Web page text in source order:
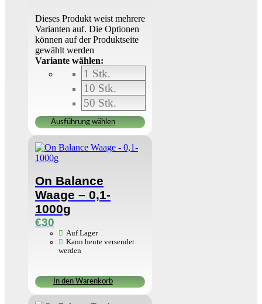
1 Stk.
10 Stk.
50 Stk.
Variante wählen:
Ausführung wählen
Dieses Produkt weist mehrere
Varianten auf. Die Optionen
können auf der Produktseite
gewählt werden
On Balance
Waage – 0,1-
1000g
€30
Auf Lager
Kann heute versendet
werden
In den Warenkorb